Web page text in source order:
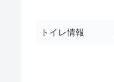
トイレ情報